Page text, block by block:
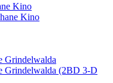
Kino
Kino
Grindelwalda
Grindelwalda (2BD 3-D